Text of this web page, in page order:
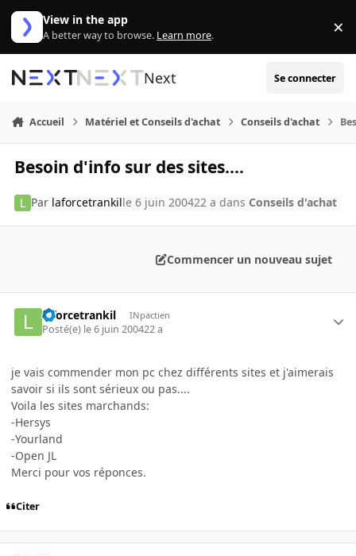
Aller au contenu
View in the app
A better way to browse. Learn more. ×
Next Se connecter
Accueil Matériel et Conseils d'achat Conseils d'achat
Besoin d'info sur des sites....
Par laforcetrankille 6 juin 200422 a dans Conseils d'achat
Commencer un nouveau sujet
laforcetrankil INpactien
Posté(e) le 6 juin 200422 a
je vais commender mon pc chez différents sites et j'aimerais
savoir si ils sont sérieux ou pas....
Voila les sites marchands:
-Hersys
-Yourland
-Open JL
Merci pour vos réponces.
Citer